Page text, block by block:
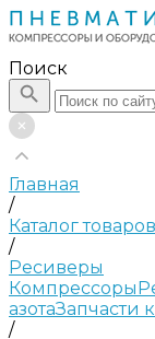
Поиск
Главная
/
Каталог товаров
/
Ресиверы
Компрессоры
азотаЗапчасти
/